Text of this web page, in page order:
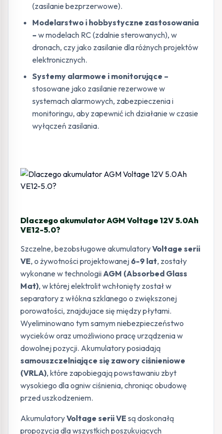
(zasilanie bezprzerwowe).
Modelarstwo i hobbystyczne zastosowania
– w modelach RC (zdalnie sterowanych), w
dronach, czy jako zasilanie dla różnych projektów
elektronicznych.
Systemy alarmowe i monitorujące –
stosowane jako zasilanie rezerwowe w
systemach alarmowych, zabezpieczenia i
monitoringu, aby zapewnić ich działanie w czasie
wyłączeń zasilania.
Dlaczego akumulator AGM Voltage 12V 5.0Ah
VE12-5.0?
Szczelne, bezobsługowe akumulatoryVoltage serii
VE, o żywotności projektowanej 6-9 lat, zostały
wykonane w technologii AGM (Absorbed Glass
Mat), w której elektrolit wchłonięty został w
separatory z włókna szklanego o zwiększonej
porowatości, znajdujace się między płytami.
Wyeliminowano tym samym niebezpieczeństwo
wycieków oraz umożliwiono pracę urządzenia w
dowolnej pozycji. Akumulatory posiadają
samouszczelniające się zawory ciśnieniowe
(VRLA), które zapobiegają powstawaniu zbyt
wysokiego dla ogniw ciśnienia, chroniąc obudowę
przed uszkodzeniem.
AkumulatoryVoltage serii VE są doskonałą
propozycja dla wszystkich poszukujących